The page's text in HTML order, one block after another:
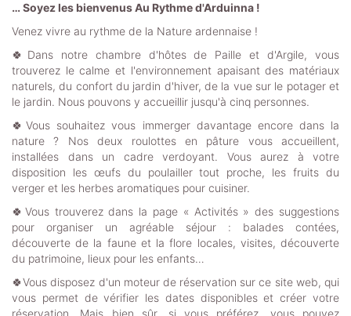
… Soyez les bienvenus Au Rythme d'Arduinna !
Venez vivre au rythme de la Nature ardennaise !
🍀Dans notre chambre d'hôtes de Paille et d'Argile, vous
trouverez le calme et l'environnement apaisant des matériaux
naturels, du confort du jardin d'hiver, de la vue sur le potager et
le jardin. Nous pouvons y accueillir jusqu'à cinq personnes.
🍀Vous souhaitez vous immerger davantage encore dans la
nature ? Nos deux roulottes en pâture vous accueillent,
installées dans un cadre verdoyant. Vous aurez à votre
disposition les œufs du poulailler tout proche, les fruits du
verger et les herbes aromatiques pour cuisiner.
🍀Vous trouverez dans la page « Activités » des suggestions
pour organiser un agréable séjour : balades contées,
découverte de la faune et la flore locales, visites, découverte
du patrimoine, lieux pour les enfants…
🍀Vous disposez d'un moteur de réservation sur ce site web, qui
vous permet de vérifier les dates disponibles et créer votre